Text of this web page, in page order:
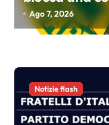
c
i
Ago 7, 2026
Notizie flash